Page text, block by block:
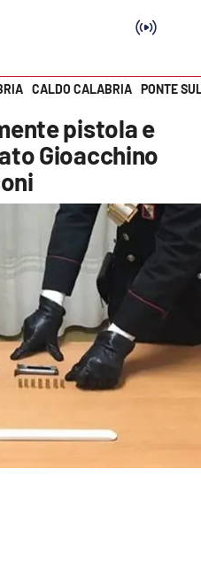
CALDO CALABRIA PONTE
pistola e
Gioacchino